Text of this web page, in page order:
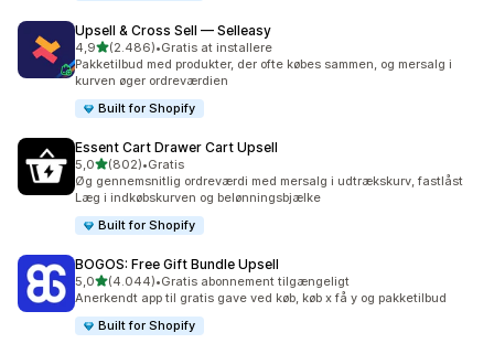
Upsell & Cross Sell — Selleasy
4,9ud af 5 stjerner
(2.486)
2486 anmeldelser i alt
•Gratis at installere
Pakketilbud med produkter, der ofte købes sammen, og mersalg i
kurven øger ordreværdien
Built for Shopify
Essent Cart Drawer Cart Upsell
5,0ud af 5 stjerner
(802)
802 anmeldelser i alt
•Gratis
Øg gennemsnitlig ordreværdi med mersalg i udtrækskurv, fastlåst
Læg i indkøbskurven og belønningsbjælke
Built for Shopify
BOGOS: Free Gift Bundle Upsell
5,0ud af 5 stjerner
(4.044)
4044 anmeldelser i alt
•Gratis abonnement tilgængeligt
Anerkendt app til gratis gave ved køb, køb x få y og pakketilbud
Built for Shopify